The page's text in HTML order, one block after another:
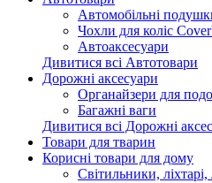
Автомобільні
Чохли для коліс
Автоаксесуари
Дивитися всі Автотовари
Дорожні аксесуари
Органайзери для
Багажні ваги
Дивитися всі Дорожні
Товари для тварин
Корисні товари для дому
Світильники,